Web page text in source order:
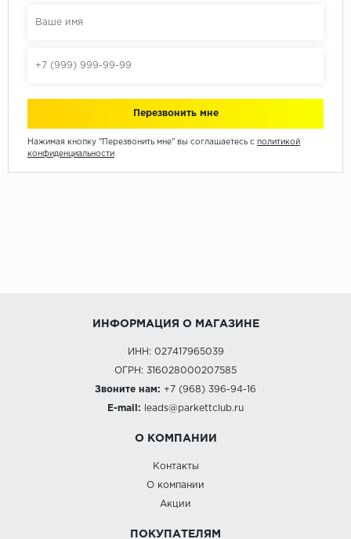
Нажимая кнопку "Перезвонить мне" вы соглашаетесь с политикой
конфиденциальности
ИНФОРМАЦИЯ О МАГАЗИНЕ
ИНН: 027417965039
ОГРН: 316028000207585
Звоните нам: +7 (968) 396-94-16
E-mail: leads@parkettclub.ru
О КОМПАНИИ
Контакты
О компании
Акции
ПОКУПАТЕЛЯМ